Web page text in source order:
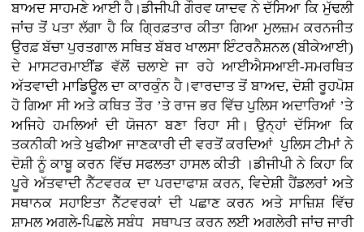
ਬਾਅਦ ਸਾਹਮਣੇ ਆਈ ਹੈ।ਡੀਜੀਪੀ ਗੌਰਵ ਯਾਦਵ ਨੇ ਦੱਸਿਆ ਕਿ ਮੁੱਢਲੀ
ਜਾਂਚ ਤੋਂ ਪਤਾ ਲੱਗਾ ਹੈ ਕਿ ਗ੍ਰਿਫ਼ਤਾਰ ਕੀਤਾ ਗਿਆ ਮੁਲਜ਼ਮ ਕਰਨਜੀਤ
ਉਰਫ਼ ਬੱਚਾ ਪੁਰਤਗਾਲ ਸਥਿਤ ਬੱਬਰ ਖਾਲਸਾ ਇੰਟਰਨੈਸ਼ਨਲ (ਬੀਕੇਆਈ)
ਦੇ ਮਾਸਟਰਮਾਈਂਡ ਵੱਲੋਂ ਚਲਾਏ ਜਾ ਰਹੇ ਆਈਐਸਆਈ-ਸਮਰਥਿਤ
ਅੱਤਵਾਦੀ ਮਾਡਿਊਲ ਦਾ ਕਾਰਕੁੰਨ ਹੈ।ਵਾਰਦਾਤ ਤੋਂ ਬਾਅਦ, ਦੋਸ਼ੀ ਰੂਹਪੋਸ਼
ਹੋ ਗਿਆ ਸੀ ਅਤੇ ਕਥਿਤ ਤੌਰ ’ਤੇ ਰਾਜ ਭਰ ਵਿੱਚ ਪੁਲਿਸ ਅਦਾਰਿਆਂ ’ਤੇ
ਅਜਿਹੇ ਹਮਲਿਆਂ ਦੀ ਯੋਜਨਾ ਬਣਾ ਰਿਹਾ ਸੀ। ਉਨ੍ਹਾਂ ਦੱਸਿਆ ਕਿ
ਤਕਨੀਕੀ ਅਤੇ ਖੁਫੀਆ ਜਾਣਕਾਰੀ ਦੀ ਵਰਤੋਂ ਕਰਦਿਆਂ ਪੁਲਿਸ ਟੀਮਾਂ ਨੇ
ਦੋਸ਼ੀ ਨੂੰ ਕਾਬੂ ਕਰਨ ਵਿੱਚ ਸਫਲਤਾ ਹਾਸਲ ਕੀਤੀ ।ਡੀਜੀਪੀ ਨੇ ਕਿਹਾ ਕਿ
ਪੂਰੇ ਅੱਤਵਾਦੀ ਨੈੱਟਵਰਕ ਦਾ ਪਰਦਾਫਾਸ਼ ਕਰਨ, ਵਿਦੇਸ਼ੀ ਹੈਂਡਲਰਾਂ ਅਤੇ
ਸਥਾਨਕ ਸਹਾਇਤਾ ਨੈੱਟਵਰਕਾਂ ਦੀ ਪਛਾਣ ਕਰਨ ਅਤੇ ਸਾਜ਼ਿਸ਼ ਵਿੱਚ
ਸ਼ਾਮਲ ਅਗਲੇ-ਪਿਛਲੇ ਸਬੰਧ ਸਥਾਪਤ ਕਰਨ ਲਈ ਅਗਲੇਰੀ ਜਾਂਚ ਜਾਰੀ